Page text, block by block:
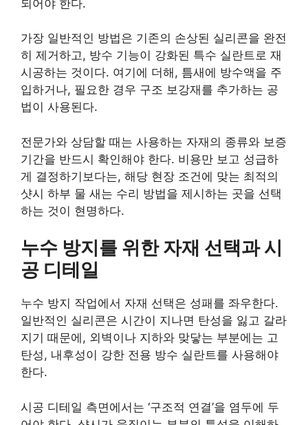
되어야 한다.
가장 일반적인 방법은 기존의 손상된 실리콘을 완전
히 제거하고, 방수 기능이 강화된 특수 실란트로 재
시공하는 것이다. 여기에 더해, 틈새에 방수액을 주
입하거나, 필요한 경우 구조 보강재를 추가하는 공
법이 사용된다.
전문가와 상담할 때는 사용하는 자재의 종류와 보증
기간을 반드시 확인해야 한다. 비용만 보고 성급하
게 결정하기보다는, 해당 현장 조건에 맞는 최적의
샷시 하부 물 새는 수리 방법을 제시하는 곳을 선택
하는 것이 현명하다.
누수 방지를 위한 자재 선택과 시
공 디테일
누수 방지 작업에서 자재 선택은 성패를 좌우한다.
일반적인 실리콘은 시간이 지나면 탄성을 잃고 갈라
지기 때문에, 외벽이나 지하와 맞닿는 부분에는 고
탄성, 내후성이 강한 전용 방수 실란트를 사용해야
한다.
시공 디테일 측면에서는 ‘구조적 연결’을 염두에 두